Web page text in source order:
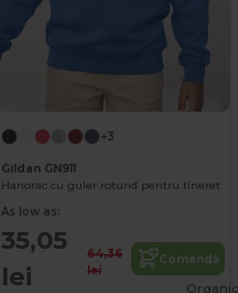
+3
Gildan GN911
Hanorac cu guler rotund pentru tineret
As low as:
35,05
lei
64,36
lei
Comandă
Organic